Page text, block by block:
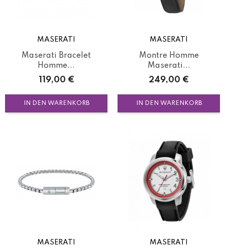
MASERATI
Maserati Bracelet
Homme...
Preis
119,00 €
IN DEN WARENKORB
MASERATI
Montre Homme
Maserati...
Preis
249,00 €
IN DEN WARENKORB
MASERATI MASERATI